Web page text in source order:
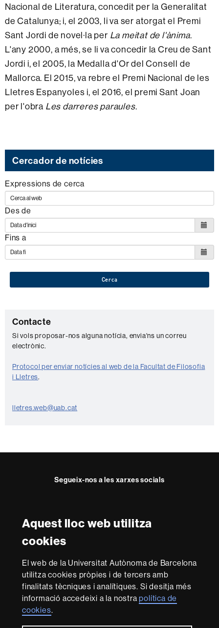
Aquest lloc web utilitza
cookies
El web de la Universitat Autònoma de Barcelona
utilitza cookies pròpies i de tercers amb
finalitats tècniques i analítiques. Si desitja més
informació accedeixi a la nostrapolítica de
cookies.
Nacional de Literatura, concedit per la Generalitat
de Catalunya; i, el 2003, li va ser atorgat el Premi
Sant Jordi de novel·la per La meitat de l'ànima.
L'any 2000, a més, se li va concedir la Creu de Sant
Jordi i, el 2005, la Medalla d'Or del Consell de
Mallorca. El 2015, va rebre el Premi Nacional de les
Lletres Espanyoles i, el 2016, el premi Sant Joan
per l'obra Les darreres paraules.
Cercador de notícies
Expressions de cerca
Des de
Fins a
Cerca
C
o
n
t
a
t
Contacte
Si vols proposar-nos alguna notícia, envia'ns un correu
electrònic.
Protocol per enviar notícies al web de la Facultat de Filosofia
i Lletres.
lletres.web@uab.cat
Segueix-nos a les xarxes socials
FFLFFLFFLFFL
Reconeixement internacional de l'excel·lència
in
Research
-
Euraxess
Amb el finançament de